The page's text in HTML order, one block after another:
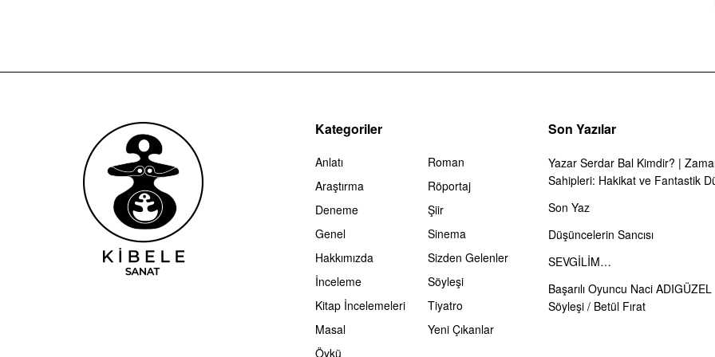
Kategoriler
Anlatı
Araştırma
Deneme
Genel
Hakkımızda
İnceleme
Kitap İncelemeleri
Masal
Öykü
Roman
Röportaj
Şiir
Sinema
Sizden Gelenler
Söyleşi
Tiyatro
Yeni Çıkanlar
Son Yazılar
Yazar Serdar Bal Kimdir? |
Sahipleri: Hakikat ve Fantastik
Son Yaz
Düşüncelerin Sancısı
SEVGİLİM…
Başarılı Oyuncu Naci
Söyleşi / Betül Fırat